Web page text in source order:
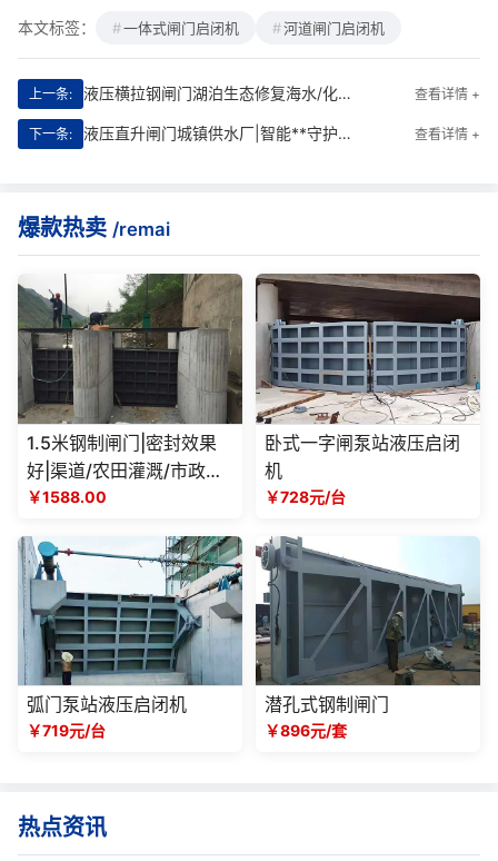
本文标签： 一体式闸门启闭机 河道闸门启闭机
上一条: 液压横拉钢闸门湖泊生态修复海水/化工水体适配型号|智能调控·耐蚀先锋 查看详情 +
下一条: 液压直升闸门城镇供水厂|智能**守护城市“生命线” 查看详情 +
爆款热卖 /remai
1.5米钢制闸门|密封效果
好|渠道/农田灌溉/市政水
利工程
￥1588.00
卧式一字闸泵站液压启闭
机
￥728元/台
弧门泵站液压启闭机
￥719元/台
潜孔式钢制闸门
￥896元/套
热点资讯